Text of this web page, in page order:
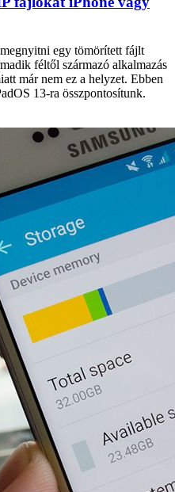
egy tömörített fájlt
féltől származó alkalmazás
már nem ez a helyzet. Ebben
13-ra összpontosítunk.